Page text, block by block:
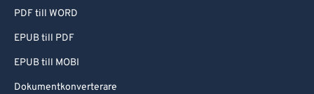
PDF till WORD
EPUB till PDF
EPUB till MOBI
Dokumentkonverterare